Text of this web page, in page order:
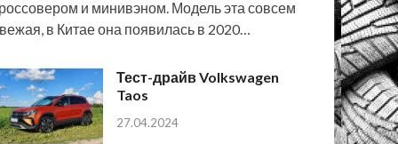
и минивэном. Модель эта совсем
в Китае она появилась в 2020…
Тест-драйв Volkswagen
Taos
27.04.2024